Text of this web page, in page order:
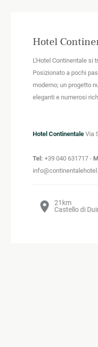
Hotel
L'Hotel Continentale si
Posizionato a pochi
moderno; un progetto
eleganti e numerosi
Hotel Continentale Via
Tel: +39 040 631717 -
52
Aquileia
21 km
Castello di
20km
Sentiero